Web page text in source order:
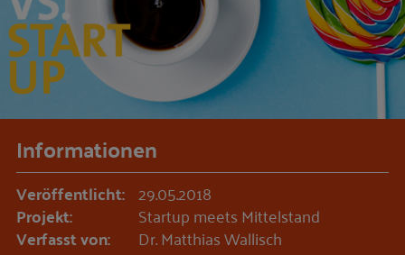
Informationen
Veröffentlicht: 29.05.2018
Projekt: Startup meets Mittelstand
Verfasst von: Dr. Matthias Wallisch